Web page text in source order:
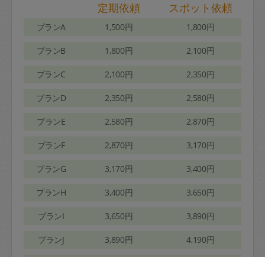
定期依頼 スポット依頼
プランA 1,500円 1,800円
プランB 1,800円 2,100円
プランC 2,100円 2,350円
プランD 2,350円 2,580円
プランE 2,580円 2,870円
プランF 2,870円 3,170円
プランG 3,170円 3,400円
プランH 3,400円 3,650円
プランI 3,650円 3,890円
プランJ 3,890円 4,190円